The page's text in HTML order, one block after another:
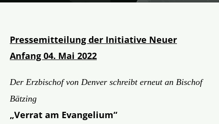
Pressemitteilung der Initiative Neuer
Anfang 04. Mai 2022
Der Erzbischof von Denver schreibt erneut an Bischof
Bätzing
„Verrat am Evangelium“